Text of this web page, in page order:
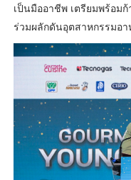
เป็นมืออาชีพ เตรียมพร้อม
ร่วมผลักดันอุตสาหกรรมอา